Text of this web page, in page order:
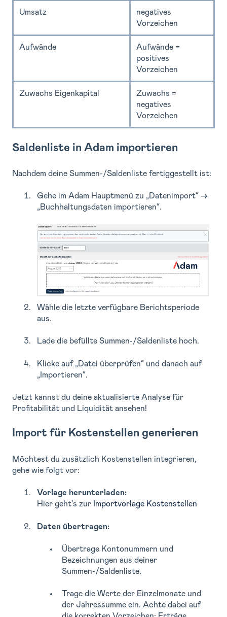
Umsatz
negatives
Vorzeichen
Aufwände
Aufwände =
positives
Vorzeichen
Zuwachs Eigenkapital
Zuwachs =
negatives
Vorzeichen
Saldenliste in Adam importieren
Nachdem deine Summen-/Saldenliste fertiggestellt ist:
Gehe im Adam Hauptmenü zu „Datenimport“ →
„Buchhaltungsdaten importieren“.
Wähle die letzte verfügbare Berichtsperiode
aus.
Lade die befüllte Summen-/Saldenliste hoch.
Klicke auf „Datei überprüfen“ und danach auf
„Importieren“.
Jetzt kannst du deine aktualisierte Analyse für
Profitabilität und Liquidität ansehen!
Import für Kostenstellen generieren
Möchtest du zusätzlich Kostenstellen integrieren,
gehe wie folgt vor:
Vorlage herunterladen:
Hier geht's zur Importvorlage Kostenstellen
Daten übertragen:
Übertrage Kontonummern und
Bezeichnungen aus deiner
Summen-/Saldenliste.
Trage die Werte der Einzelmonate und
der Jahressumme ein. Achte dabei auf